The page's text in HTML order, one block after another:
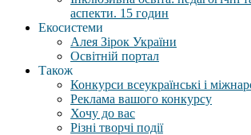
аспекти. 15 годин
Екосистеми
Алея Зірок України
Освітній портал
Також
Конкурси всеукраїнські і
Реклама вашого конкурсу
Хочу до вас
Різні творчі події